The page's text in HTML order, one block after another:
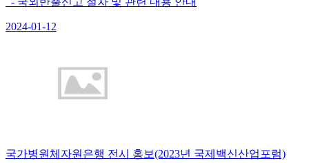
2024-01-12
국가병원체자원은행 전시 홍보(2023년 국제백신산업포럼)